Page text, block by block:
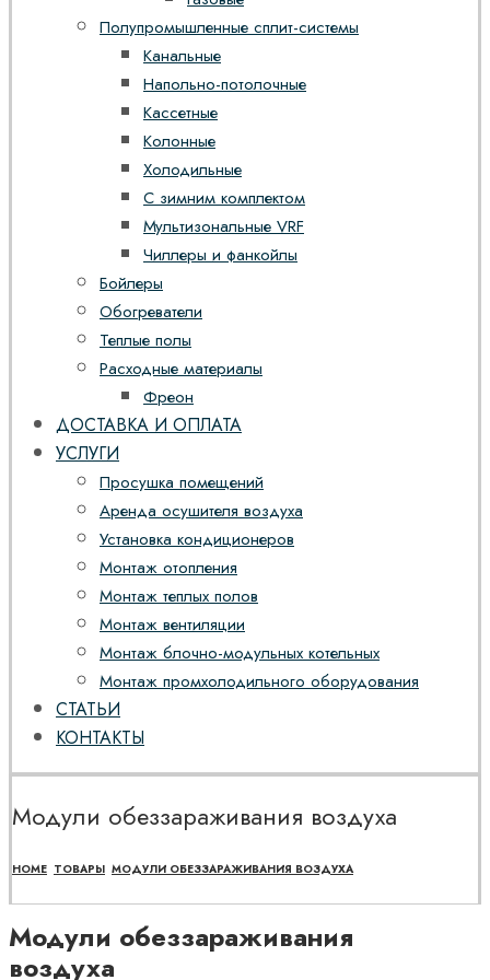
Полупромышленные сплит-системы
Канальные
Напольно-потолочные
Кассетные
Колонные
Холодильные
С зимним комплектом
Мультизональные VRF
Чиллеры и фанкойлы
Бойлеры
Обогреватели
Теплые полы
Расходные материалы
Фреон
ДОСТАВКА И ОПЛАТА
УСЛУГИ
Просушка помещений
Аренда осушителя воздуха
Установка кондиционеров
Монтаж отопления
Монтаж теплых полов
Монтаж вентиляции
Монтаж блочно-модульных котельных
Монтаж промхолодильного оборудования
СТАТЬИ
КОНТАКТЫ
Модули обеззараживания воздуха
HOME ТОВАРЫ МОДУЛИ ОБЕЗЗАРАЖИВАНИЯ ВОЗДУХА
Модули обеззараживания
воздуха